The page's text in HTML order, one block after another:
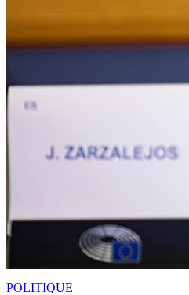
POLITIQUE